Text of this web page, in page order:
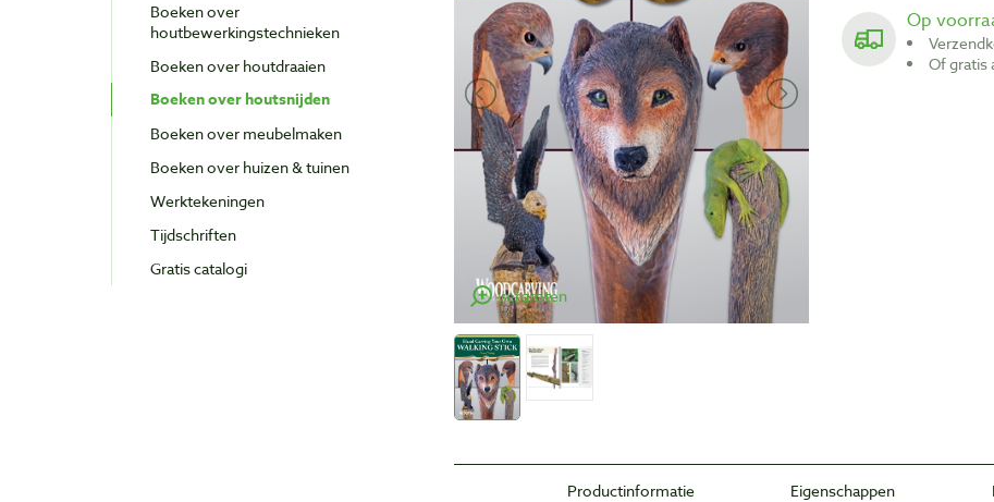
Boeken over
houtbewerkingstechnieken
Boeken over houtdraaien
Boeken over houtsnijden
Boeken over meubelmaken
Boeken over huizen & tuinen
Werktekeningen
Tijdschriften
Gratis catalogi
vergroten
Op
Of
Productinformatie Eigenschappen